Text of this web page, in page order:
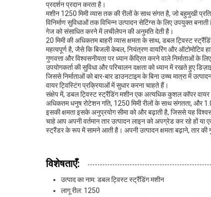
प्रदर्शन प्रदान करता है।
मशीन 1250 मिमी व्यास तक की रीलों के साथ संगत है, जो बहुमुखी
विनिर्माण सुविधाओं तक विभिन्न उत्पादन सेटिंग्स के लिए उपयुक्त
गेज को संसाधित करने में लचीलेपन की अनुमति देती है।
20 मिमी की अधिकतम बाहरी व्यास क्षमता के साथ, डबल ट्विस्ट
महत्वपूर्ण है, जैसे कि बिजली केबल, नियंत्रण वायरिंग और ऑटोमोटिव
गुणवत्ता और विश्वसनीयता पर ध्यान केंद्रित करने वाले निर्माताओं के
उपयोगकर्ता की सुविधा और परिचालन दक्षता को ध्यान में रखते हुए
जिससे निर्माताओं को बार-बार डाउनटाइम के बिना उच्च मात्रा में
वायर ट्विस्टिंग प्रक्रियाओं में सुधार करना चाहते हैं।
संक्षेप में, डबल ट्विस्ट स्ट्रैंडिंग मशीन एक अत्यधिक कुशल कॉपर वायर
अधिकतम धनुष रोटेशन गति, 1250 मिमी रीलों के साथ संगतता, और
इसकी क्षमता इसके अनुप्रयोग सीमा को और बढ़ाती है, जिससे यह
चाहे आप अपनी वर्तमान तार उत्पादन लाइन को अपग्रेड कर रहे हों या
स्ट्रैंडर के रूप में सामने आती है। अपनी उत्पादन क्षमता बढ़ाने, तार की
विशेषताएँ:
उत्पाद का नाम: डबल ट्विस्ट स्ट्रैंडिंग मशीन
लागू रील: 1250